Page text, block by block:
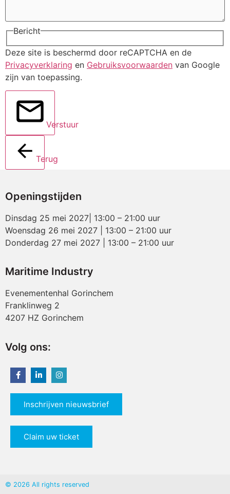
Bericht
Deze site is beschermd door reCAPTCHA en de
Privacyverklaring en Gebruiksvoorwaarden van Google
zijn van toepassing.
Verstuur
Terug
Openingstijden
Dinsdag 25 mei 2027| 13:00 – 21:00 uur
Woensdag 26 mei 2027 | 13:00 – 21:00 uur
Donderdag 27 mei 2027 | 13:00 – 21:00 uur
Maritime Industry
Evenementenhal Gorinchem
Franklinweg 2
4207 HZ Gorinchem
Volg ons:
Inschrijven nieuwsbrief
Claim uw ticket
© 2026 All rights reserved